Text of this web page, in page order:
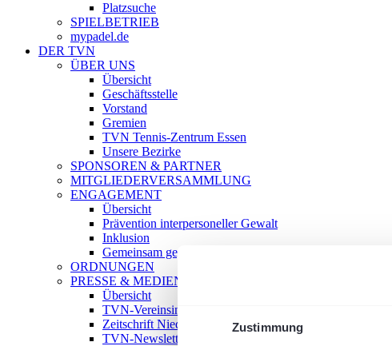
Zustimmung
Platzsuche
SPIELBETRIEB
mypadel.de
DER TVN
ÜBER UNS
Übersicht
Geschäftsstelle
Vorstand
Gremien
TVN Tennis-Zentrum Essen
Unsere Bezirke
SPONSOREN & PARTNER
MITGLIEDERVERSAMMLUNG
ENGAGEMENT
Übersicht
Prävention interpersoneller Gewalt
Inklusion
Gemeinsam gegen Doping
ORDNUNGEN
PRESSE & MEDIEN
Übersicht
TVN-Vereinsinfo
Zeitschrift Niederrhein Tennis
TVN-Newsletter